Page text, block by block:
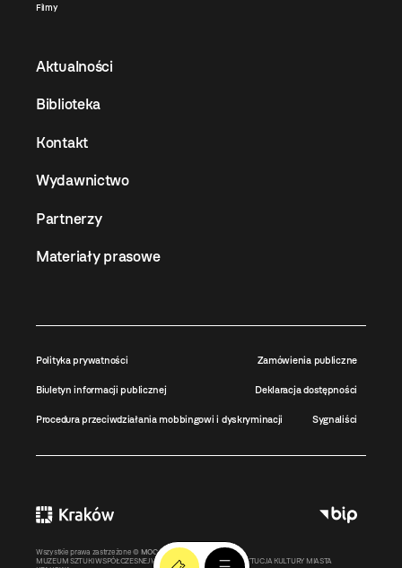
Filmy
Aktualności
Biblioteka
Kontakt
Wydawnictwo
Partnerzy
Materiały prasowe
Polityka prywatności Zamówienia publiczne
Biuletyn informacji publicznej Deklaracja dostępności
Procedura przeciwdziałania mobbingowi i dyskryminacji Sygnaliści
Wszystkie prawa zastrzeżone © MOCAK2011-2026
MUZEUM SZTUKI WSPÓŁCZESNEJ W KRAKOWIE MOCAK – INSTYTUCJA KULTURY MIASTA